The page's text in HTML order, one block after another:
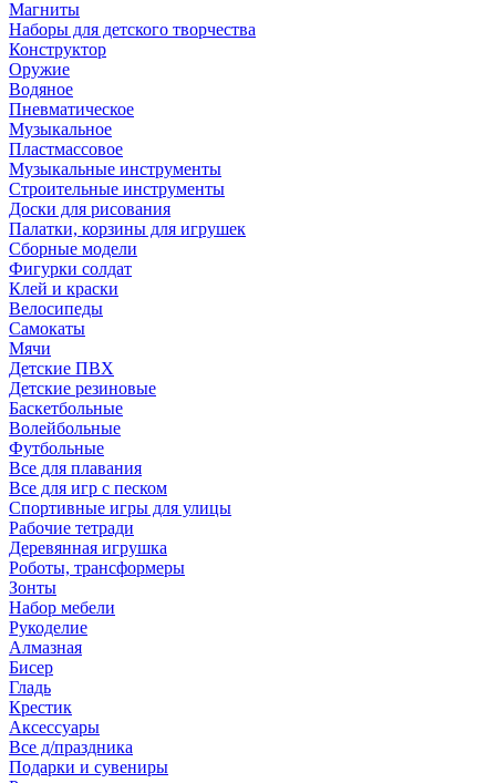
Магниты
Наборы для детского творчества
Конструктор
Оружие
Водяное
Пневматическое
Музыкальное
Пластмассовое
Музыкальные инструменты
Строительные инструменты
Доски для рисования
Палатки, корзины для игрушек
Сборные модели
Фигурки солдат
Клей и краски
Велосипеды
Самокаты
Мячи
Детские ПВХ
Детские резиновые
Баскетбольные
Волейбольные
Футбольные
Все для плавания
Все для игр с песком
Спортивные игры для улицы
Рабочие тетради
Деревянная игрушка
Роботы, трансформеры
Зонты
Набор мебели
Рукоделие
Алмазная
Бисер
Гладь
Крестик
Аксессуары
Все д/праздника
Подарки и сувениры